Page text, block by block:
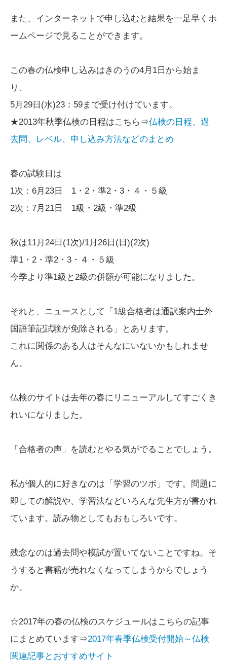
また、インターネットで申し込むと結果を一足早くホ
ームページで見ることができます。
この春の仏検申し込みはきのうの4月1日から始ま
り、
5月29日(水)23：59まで受け付けています。
★2013年秋季仏検の日程はこちら⇒仏検の日程、過
去問、レベル、申し込み方法などのまとめ
春の試験日は
1次：6月23日 1・2・準2・3・４・５級
2次：7月21日 1級・2級・準2級
秋は11月24日(1次)/1月26日(日)(2次)
準1・2・準2・3・４・５級
今季より準1級と2級の併願が可能になりました。
それと、ニュースとして「1級合格者は通訳案内士外
国語筆記試験が免除される」とあります。
これに関係のある人はそんなにいないかもしれませ
ん。
仏検のサイトは去年の春にリニューアルしてすごくき
れいになりました。
「合格者の声」を読むとやる気がでることでしょう。
私が個人的に好きなのは「学習のツボ」です。問題に
即しての解説や、学習法などいろんな先生方が書かれ
ています。読み物としてもおもしろいです。
残念なのは過去問や模試が置いてないことですね。そ
うすると書籍が売れなくなってしまうからでしょう
か。
☆2017年の春の仏検のスケジュールはこちらの記事
にまとめています⇒2017年春季仏検受付開始～仏検
関連記事とおすすめサイト